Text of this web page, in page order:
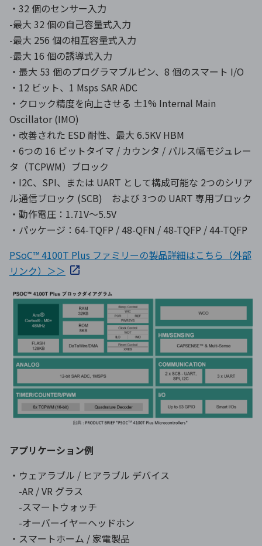
・32 個のセンサー入力
-最大 32 個の自己容量式入力
-最大 256 個の相互容量式入力
-最大 16 個の誘導式入力
・最大 53 個のプログラマブルピン、8 個のスマート I/O
・12 ビット、1 Msps SAR ADC
・クロック精度を向上させる ±1% Internal Main
Oscillator (IMO)
・改善された ESD 耐性、最大 6.5KV HBM
・6つの 16 ビットタイマ / カウンタ / パルス幅モジュレー
タ（TCPWM）ブロック
・I2C、SPI、または UART として構成可能な 2つのシリア
ル通信ブロック (SCB) および 3つの UART 専用ブロック
・動作電圧：1.71V～5.5V
・パッケージ：64-TQFP / 48-QFN / 48-TQFP / 44-TQFP
PSoC™ 4100T Plus ファミリーの製品詳細はこちら（外部
リンク）＞＞
アプリケーション例
・ウェアラブル / ヒアラブル デバイス
-AR / VR グラス
-スマートウォッチ
-オーバーイヤーヘッドホン
・スマートホーム / 家電製品